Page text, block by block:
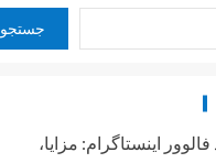
جستجو
اینستاگرام: مزایا،